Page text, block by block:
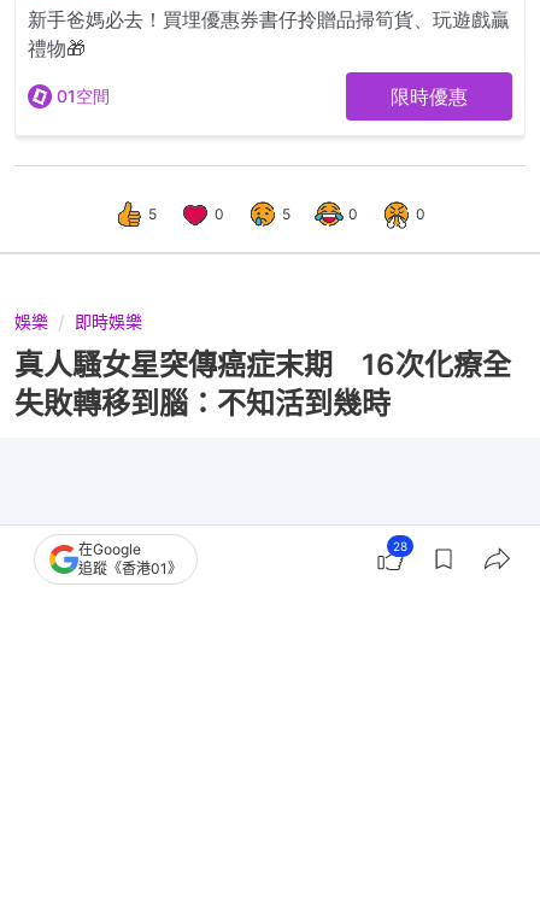
5 0 5 0 0
娛樂 即時娛樂
真人騷女星突傳癌症末期 16次化療全
失敗轉移到腦：不知活到幾時
在Google
追蹤《香港01》
28